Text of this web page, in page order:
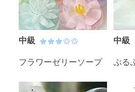
中級
フラワーゼリーソープ
中級
ぷる